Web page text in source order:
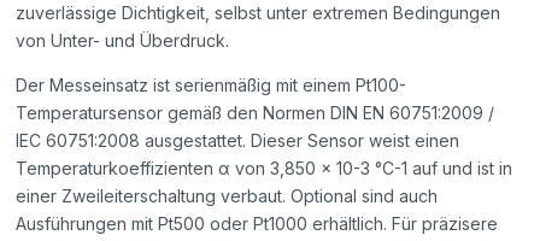
zuverlässige Dichtigkeit, selbst unter extremen Bedingungen
von Unter- und Überdruck.
Der Messeinsatz ist serienmäßig mit einem Pt100-
Temperatursensor gemäß den Normen DIN EN 60751:2009 /
IEC 60751:2008 ausgestattet. Dieser Sensor weist einen
Temperaturkoeffizienten α von 3,850 × 10-3 °C-1 auf und ist in
einer Zweileiterschaltung verbaut. Optional sind auch
Ausführungen mit Pt500 oder Pt1000 erhältlich. Für präzisere